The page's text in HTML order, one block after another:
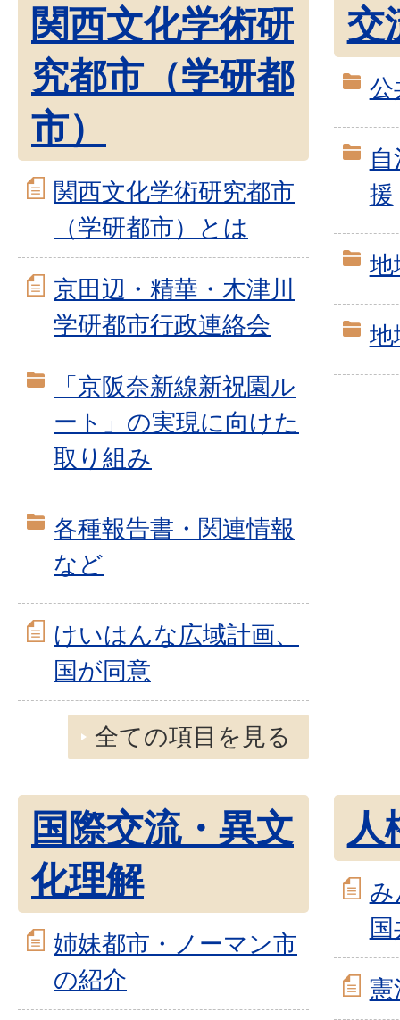
関西文化学術研
究都市（学研都
市）
関西文化学術研究都市
（学研都市）とは
京田辺・精華・木津川
学研都市行政連絡会
「京阪奈新線新祝園ル
ート」の実現に向けた
取り組み
各種報告書・関連情報
など
けいはんな広域計画、
国が同意
全ての項目を見る
交
公
援
地
地
国際交流・異文
化理解
姉妹都市・ノーマン市
の紹介
人
憲